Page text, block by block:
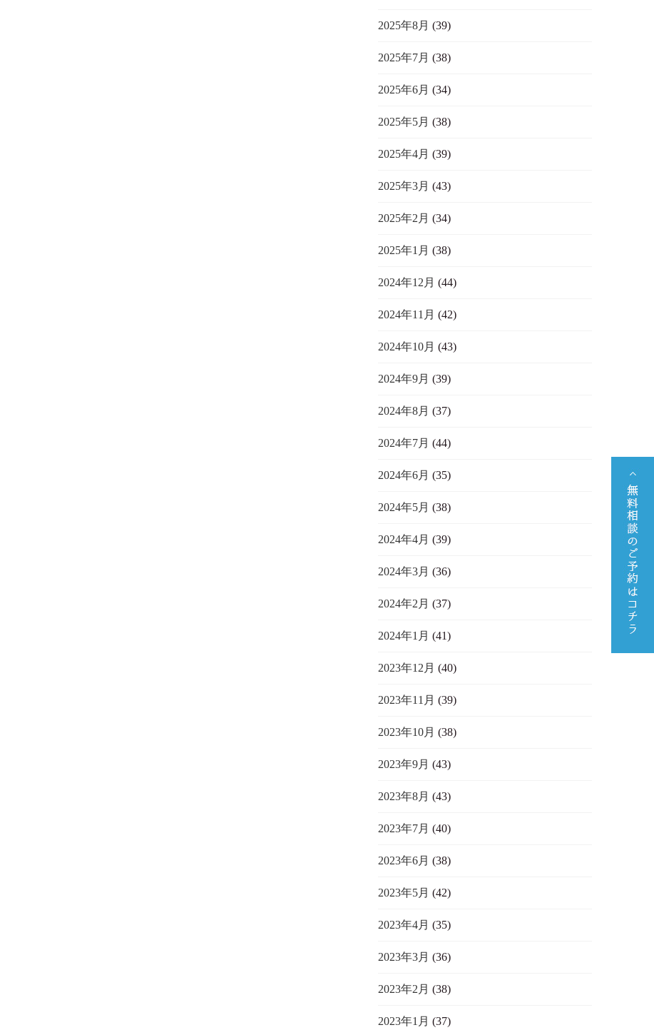
2025年8月 (39)
2025年7月 (38)
2025年6月 (34)
2025年5月 (38)
2025年4月 (39)
2025年3月 (43)
2025年2月 (34)
2025年1月 (38)
2024年12月 (44)
2024年11月 (42)
2024年10月 (43)
2024年9月 (39)
2024年8月 (37)
2024年7月 (44)
2024年6月 (35)
2024年5月 (38)
2024年4月 (39)
2024年3月 (36)
2024年2月 (37)
2024年1月 (41)
2023年12月 (40)
2023年11月 (39)
2023年10月 (38)
2023年9月 (43)
2023年8月 (43)
2023年7月 (40)
2023年6月 (38)
2023年5月 (42)
2023年4月 (35)
2023年3月 (36)
2023年2月 (38)
2023年1月 (37)